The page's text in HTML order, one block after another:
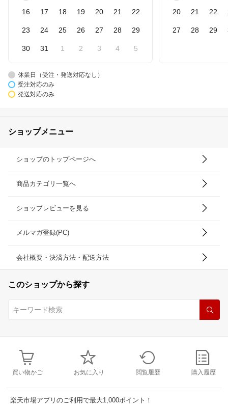
16 17 18 19 20 21 22
23 24 25 26 27 28 29
30 31 1 2 3 4 5
20 21 22
27 28 29
休業日（受注・発送対応なし）
受注対応のみ
発送対応のみ
ショップメニュー
ショップのトップページへ
商品カテゴリ一覧へ
ショップレビューを見る
メルマガ登録(PC)
会社概要・決済方法・配送方法
このショップから探す
買い物かご お気に入り 閲覧履歴 購入履歴
楽天市場アプリのご利用で最大1,000ポイント！